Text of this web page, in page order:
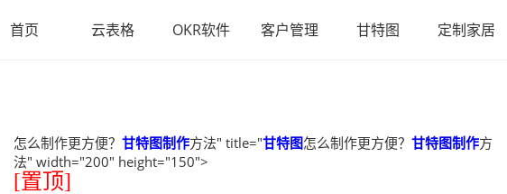
首页 云表格 OKR软件 客户管理 甘特图 定制家居
怎么制作更方便？ 甘特图制作方法" title="甘特图怎么制作更方便？ 甘特图制作方
法" width="200" height="150">
[置顶]